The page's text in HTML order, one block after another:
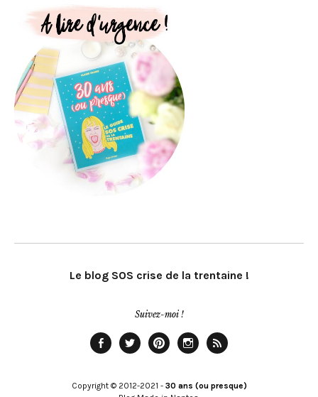
Le blog SOS crise de la trentaine !
Suivez-moi !
Copyright © 2012-2021 - 30 ans (ou presque)